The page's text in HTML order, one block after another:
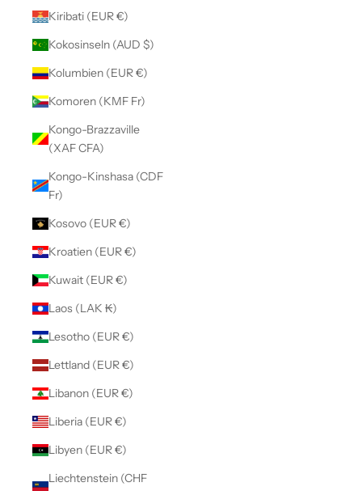
Kiribati (EUR €)
Kokosinseln (AUD $)
Kolumbien (EUR €)
Komoren (KMF Fr)
Kongo-Brazzaville
(XAF CFA)
Kongo-Kinshasa (CDF
Fr)
Kosovo (EUR €)
Kroatien (EUR €)
Kuwait (EUR €)
Laos (LAK ₭)
Lesotho (EUR €)
Lettland (EUR €)
Libanon (EUR €)
Liberia (EUR €)
Libyen (EUR €)
Liechtenstein (CHF